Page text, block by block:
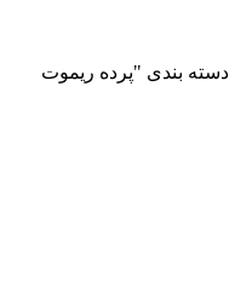
دسته بندی "پرده ریموت